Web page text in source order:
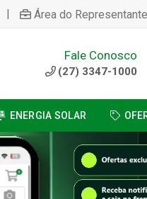
| Área do Representante
Fale Conosco
(27) 3347-1000
ENERGIA SOLAR